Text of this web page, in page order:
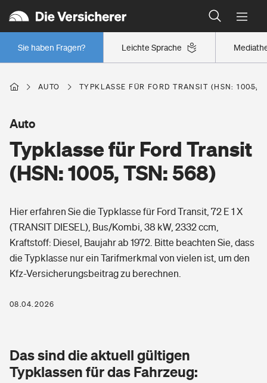
Leichte Sprache
Sie haben Fragen?
Wer versichert was: Jetzt Versicherer finden
Regionalklassen: So ist Ihre Region eingestuft
Wer versichert was: Jetzt Versicherer finden
Berufsunfähigkeitsversicherung
Erwerbsunfähigkeitsversicherung
Grundfähigkeitsversicherung
Arbeitsrechtsschutz
Berufshaftpflichtversicherung
Zur Übersicht
Tools
Wohnen
Elementarversicherung
Glasversicherung
Freizeit
Pri­vate Haft­pflicht­
Kinderunfall­ver­si­che­rung
Gesundheit
Private Krankenversicherung
Dread-Disease-Versicherung
AUTO TYPKLASSE FÜR FORD TRANSIT (HSN: 1005,
Typklasse für Ford Transit
(HSN: 1005, TSN: 568)
Auto
Hier erfahren Sie die Typklasse für Ford Transit, 72 E 1 X
(TRANSIT DIESEL), Bus/Kombi, 38 kW, 2332 ccm,
Kraftstoff: Diesel, Baujahr ab 1972. Bitte beachten Sie, dass
die Typklasse nur ein Tarifmerkmal von vielen ist, um den
Kfz-Versicherungsbeitrag zu berechnen.
08.04.2026
Das sind die aktuell gültigen
Typklassen für das Fahrzeug: